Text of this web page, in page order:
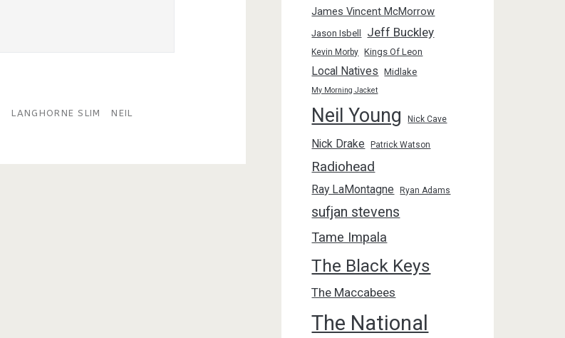
LANGHORNE SLIM
NEIL
James Vincent McMorrow
Jason Isbell Jeff Buckley
Kevin Morby Kings Of Leon
Local Natives Midlake
My Morning Jacket
Neil Young Nick Cave
Nick Drake Patrick Watson
Radiohead
Ray LaMontagne Ryan Adams
sufjan stevens
Tame Impala
The Black Keys
The Maccabees
The National